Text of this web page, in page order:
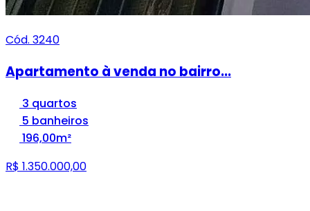
Cód. 3240
Apartamento à venda no bairro...
3 quartos
5 banheiros
196,00m²
R$ 1.350.000,00